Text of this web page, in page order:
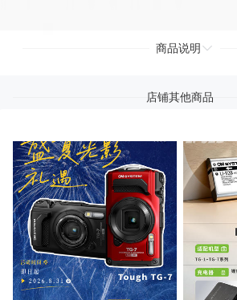
商品说明
店铺其他商品